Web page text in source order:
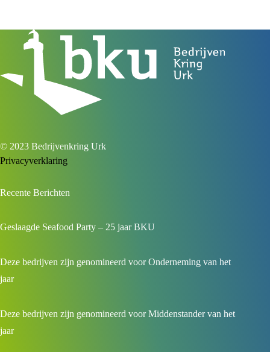
© 2023 Bedrijvenkring Urk
Privacyverklaring
Recente Berichten
Geslaagde Seafood Party – 25 jaar BKU
Deze bedrijven zijn genomineerd voor Onderneming van het
jaar
Deze bedrijven zijn genomineerd voor Middenstander van het
jaar